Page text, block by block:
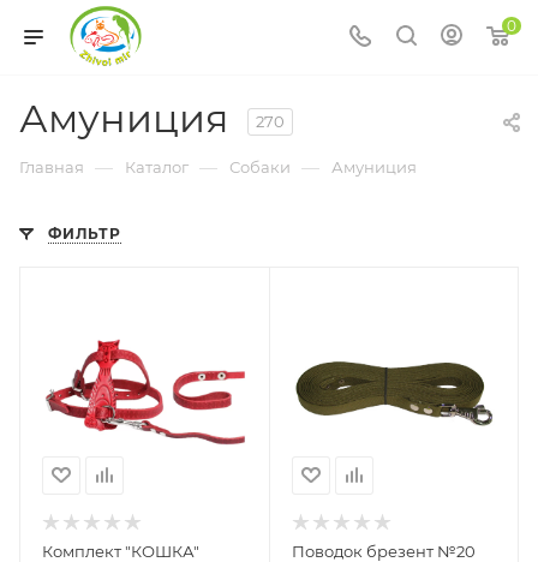
0
Амуниция 270
Главная — Каталог — Собаки — Амуниция
ФИЛЬТР
Комплект "КОШКА"
Поводок брезент №20